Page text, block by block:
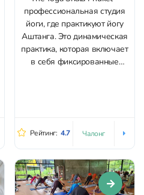
профессиональная студия
йоги, где практикуют йогу
Аштанга. Это динамическая
практика, которая включает
в себя фиксированные
концентрацию. Независимо
от того, новичок вы или
опытный практик, вы
можете найти здесь то, что
нужно. В The...
Рейтинг: 4.7 Чалонг